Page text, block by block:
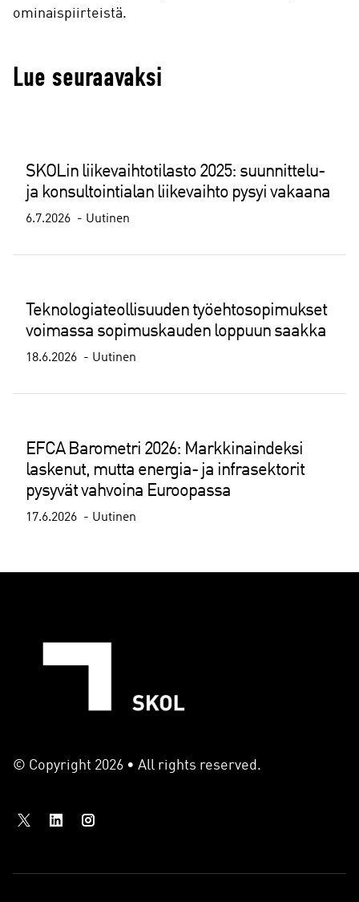
ominaispiirteistä.
Lue seuraavaksi
SKOLin liikevaihtotilasto 2025: suunnittelu-
ja konsultointialan liikevaihto pysyi vakaana
6.7.2026 Uutinen
Teknologiateollisuuden työehtosopimukset
voimassa sopimuskauden loppuun saakka
18.6.2026 Uutinen
EFCA Barometri 2026: Markkinaindeksi
laskenut, mutta energia- ja infrasektorit
pysyvät vahvoina Euroopassa
17.6.2026 Uutinen
© Copyright 2026 • All rights reserved.